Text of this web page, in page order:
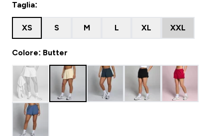
Taglia:
XS S M L XL XXL
Colore: Butter